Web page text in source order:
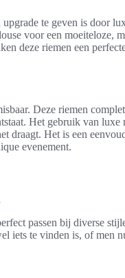
upgrade te geven is door
voor een moeiteloze,
deze riemen een
Deze riemen
Het gebruik van
draagt. Het is een
evenement.
passen bij diverse
iets te vinden is, of men